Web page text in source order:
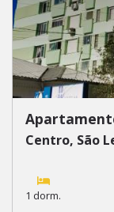
Centro, São
1 dorm.